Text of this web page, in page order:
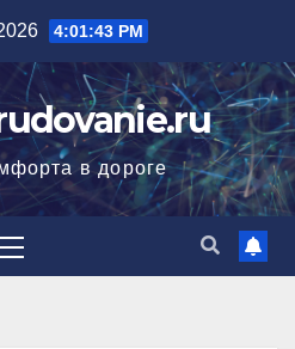
4:01:44 PM
в дороге